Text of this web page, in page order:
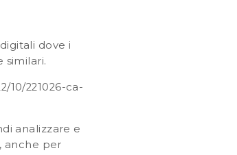
dove i
similari.
10/221026-ca-
analizzare e
anche per